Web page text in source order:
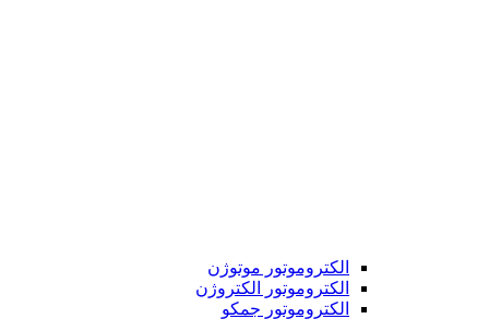
الکتروموتور موتوژن
الکتروموتور الکتروژن
الکتروموتور جمکو